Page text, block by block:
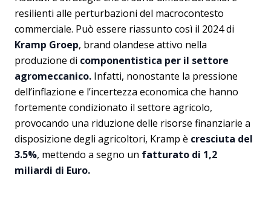
resilienti alle perturbazioni del macrocontesto
commerciale. Può essere riassunto così il 2024 di
Kramp Groep, brand olandese attivo nella
produzione di componentistica per il settore
agromeccanico. Infatti, nonostante la pressione
dell’inflazione e l’incertezza economica che hanno
fortemente condizionato il settore agricolo,
provocando una riduzione delle risorse finanziarie a
disposizione degli agricoltori, Kramp è cresciuta del
3.5%, mettendo a segno un fatturato di 1,2
miliardi di Euro.